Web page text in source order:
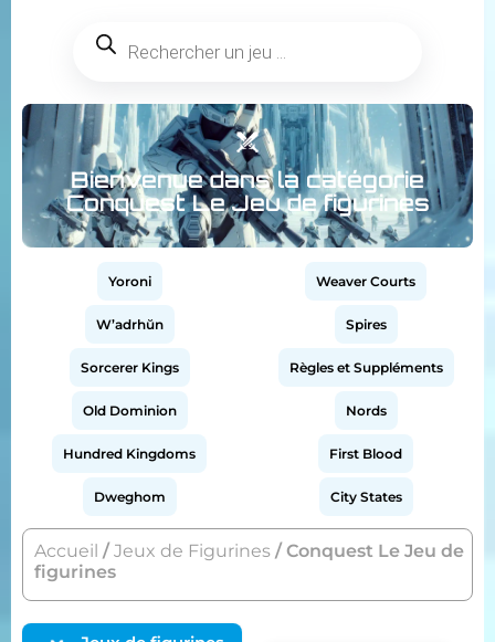
Bienvenue dans la catégorie
Conquest Le Jeu de figurines
Yoroni Weaver Courts
W’adrhŭn Spires
Sorcerer Kings Règles et Suppléments
Old Dominion Nords
Hundred Kingdoms First Blood
Dweghom City States
Accueil / Jeux de Figurines / Conquest Le Jeu de
figurines